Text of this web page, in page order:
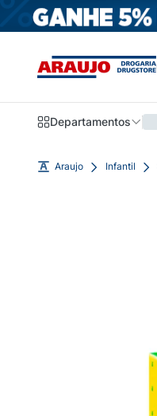
Departamentos
Araujo Infantil